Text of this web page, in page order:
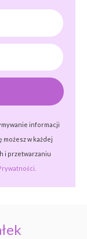
informacji
możesz w każdej
i przetwarzaniu